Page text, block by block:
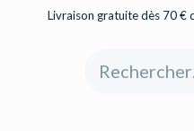
Livraison gratuite dès 70 €